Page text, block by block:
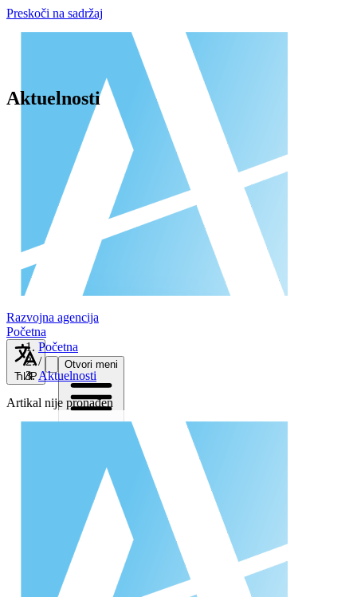
Preskoči na sadržaj
Razvojna agencija
Početna
ЋИР
Otvori meni
Aktuelnosti
Početna
/
Aktuelnosti
Artikal nije pronađen